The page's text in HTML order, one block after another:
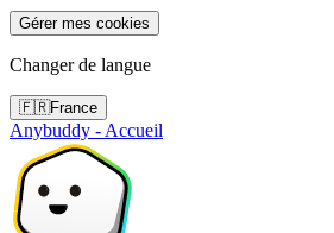
Gérer mes cookies
Changer de langue
🇫🇷France
Anybuddy - Accueil